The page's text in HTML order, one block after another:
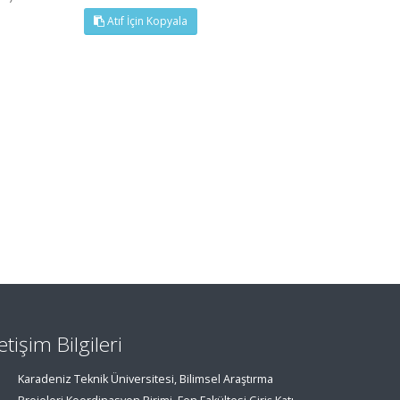
Atıf İçin Kopyala
Bilgileri
Karadeniz Teknik Üniversitesi, Bilimsel Araştırma